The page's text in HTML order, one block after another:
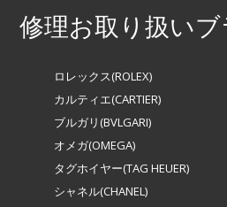
修理お取り扱い
ロレックス(ROLEX)
カルティエ(CARTIER)
ブルガリ(BVLGARI)
オメガ(OMEGA)
タグホイヤー(TAG HEUER)
シャネル(CHANEL)